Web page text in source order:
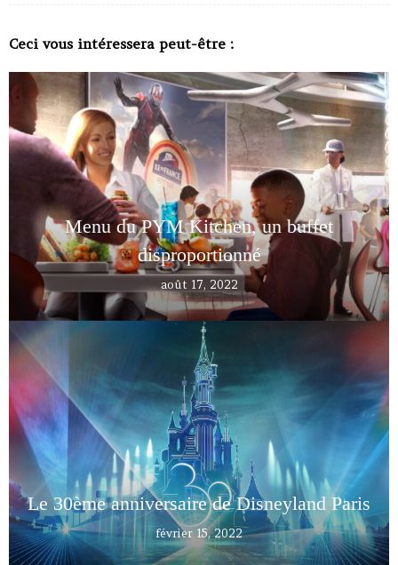
Ceci vous intéressera peut-être :
Menu du PYM Kitchen, un buffet
disproportionné
août 17, 2022
Le 30ème anniversaire de Disneyland Paris
février 15, 2022